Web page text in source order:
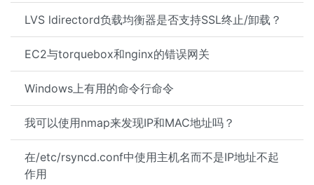
LVS ldirectord负载均衡器是否支持SSL终止/卸载？
EC2与torquebox和nginx的错误网关
Windows上有用的命令行命令
我可以使用nmap来发现IP和MAC地址吗？
在/etc/rsyncd.conf中使用主机名而不是IP地址不起
作用